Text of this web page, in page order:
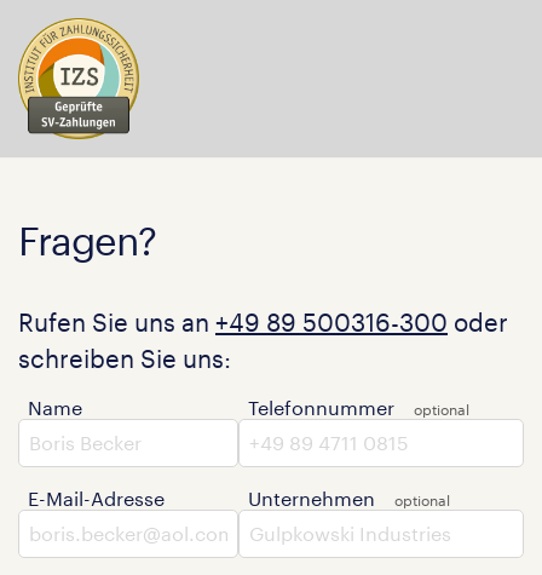
Fragen?
Rufen Sie uns an +49 89 500316-300 oder
schreiben Sie uns:
Name
E-Mail-Adresse
Telefonnummer
Unternehmen